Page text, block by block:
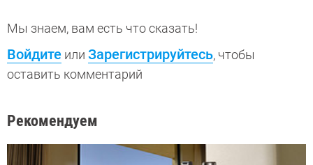
Мы знаем, вам есть что сказать!
Войдите или Зарегистрируйтесь, чтобы
оставить комментарий
Рекомендуем